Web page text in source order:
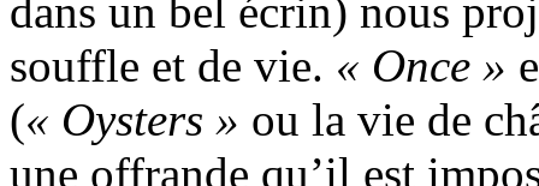
dans un bel écrin) nous
souffle et de vie. « Once »
(« Oysters » ou la vie de
une offrande qu’il est